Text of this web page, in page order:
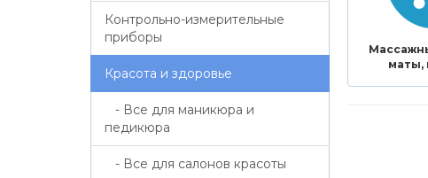
Контрольно-измерительные
приборы
Красота и здоровье
- Все для маникюра и
педикюра
- Все для салонов красоты
маты,